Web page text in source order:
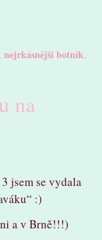
,nejrkásnější botník,
na
jsem se vydala
:)
a v Brně!!!)